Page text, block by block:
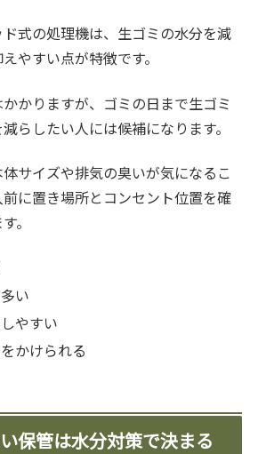
式の処理機は、生ゴミの水分を減
やすい点が特徴です。
かりますが、ゴミの日まで生ゴミ
らしたい人には候補になります。
サイズや排気の臭いが気になるこ
に置き場所とコンセント位置を確
。
い
やすい
かけられる
保管は水分対策で決まる